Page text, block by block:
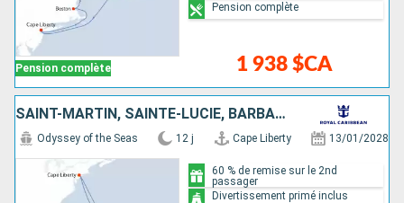
Pension complète 1 938 $CA
Pension complète
SAINT-MARTIN, SAINTE-LUCIE, BARBADE, SAINT-CHRISTOPHE-ET-NIÉVÈS, ÉTATS-UNIS
Odyssey of the Seas 12 j Cape Liberty 13/01/2028
60 % de remise sur le 2nd
passager
Divertissement primé inclus